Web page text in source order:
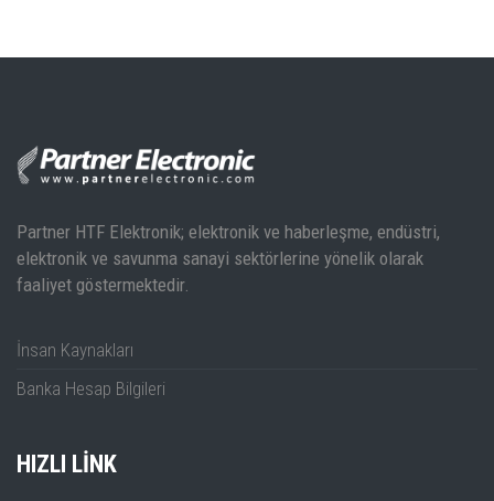
Partner HTF Elektronik; elektronik ve haberleşme, endüstri,
elektronik ve savunma sanayi sektörlerine yönelik olarak
faaliyet göstermektedir.
İnsan Kaynakları
Banka Hesap Bilgileri
HIZLI LINK